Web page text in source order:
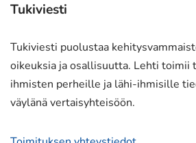
Tukiviesti
Tukiviesti puolustaa
oikeuksia ja osallisuutta. Lehti toimii
ihmisten perheille ja lähi-ihmisille
väylänä vertaisyhteisöön.